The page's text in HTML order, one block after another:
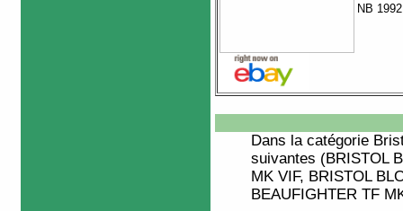
NB
Dans la catégorie
suivantes (BRISTOL
MK VIF, BRISTOL
BEAUFIGHTER TF